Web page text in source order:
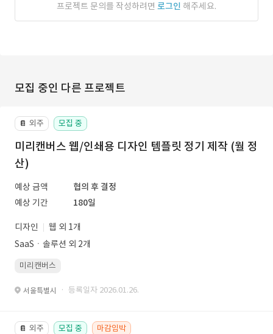
프로젝트 문의를 작성하려면 로그인 해주세요.
모집 중인 다른 프로젝트
📔 외주 모집 중
미리캔버스 웹/인쇄용 디자인 템플릿 정기 제작 (월 정
산)
예상 금액
협의 후 결정
예상 기간
180일
디자인
웹 외 1개
SaaSㆍ솔루션 외 2개
미리캔버스
서울특별시 · 등록일자 2026.01.26.
📔 외주 모집 중 마감임박